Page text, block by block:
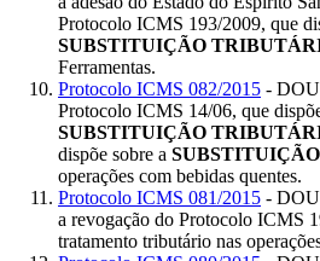
Protocolo ICMS 193/2009, que
SUBSTITUIÇÃO
Ferramentas.
Protocolo ICMS 082/2015 -
Protocolo ICMS 14/06, que
SUBSTITUIÇÃO
dispõe sobre a
operações com bebidas quentes.
Protocolo ICMS 081/2015 - DOU
a revogação do Protocolo ICMS
tratamento tributário nas